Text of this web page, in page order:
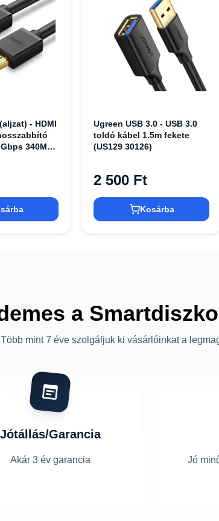
- HDMI
340Mhz
Ugreen USB 3.0 - USB 3.0
toldó kábel 1.5m fekete
(US129 30126)
2 500 Ft
Kosárba
a
Több mint 7 éve szolgáljuk ki vásárlóinkat a
Jótállás/Garancia
Akár 3 év garancia Jó